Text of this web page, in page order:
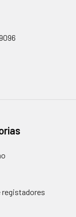
registadores